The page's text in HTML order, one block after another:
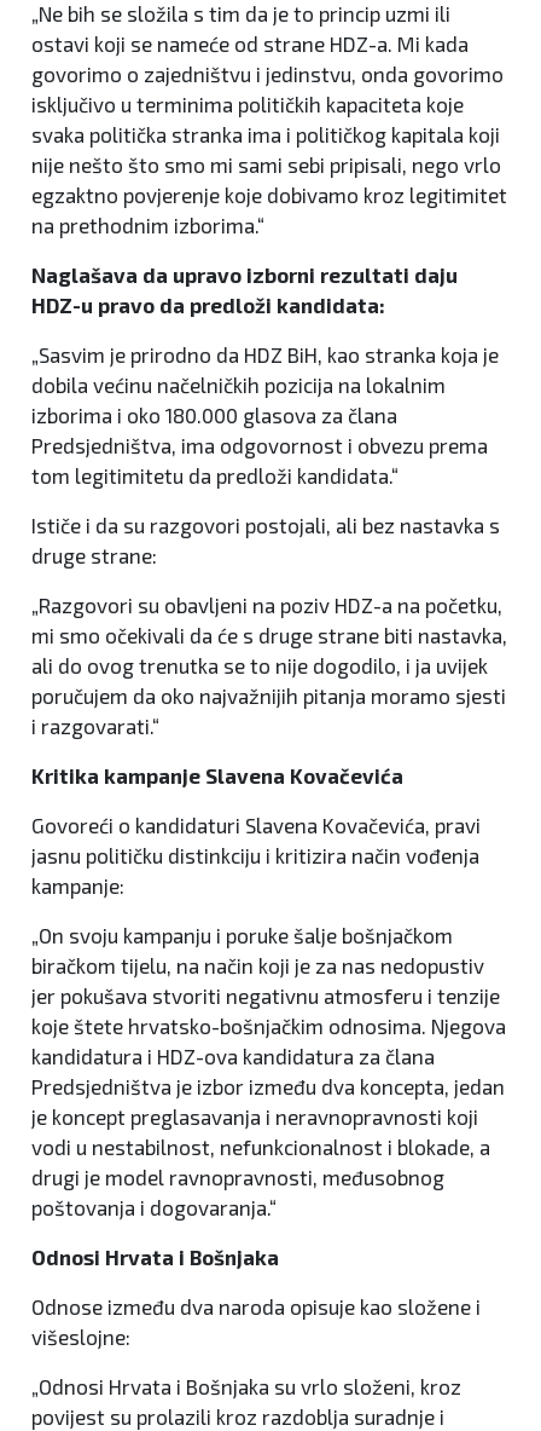
„Ne bih se složila s tim da je to princip uzmi ili
ostavi koji se nameće od strane HDZ-a. Mi kada
govorimo o zajedništvu i jedinstvu, onda govorimo
isključivo u terminima političkih kapaciteta koje
svaka politička stranka ima i političkog kapitala koji
nije nešto što smo mi sami sebi pripisali, nego vrlo
egzaktno povjerenje koje dobivamo kroz legitimitet
na prethodnim izborima.“
Naglašava da upravo izborni rezultati daju
HDZ-u pravo da predloži kandidata:
„Sasvim je prirodno da HDZ BiH, kao stranka koja je
dobila većinu načelničkih pozicija na lokalnim
izborima i oko 180.000 glasova za člana
Predsjedništva, ima odgovornost i obvezu prema
tom legitimitetu da predloži kandidata.“
Ističe i da su razgovori postojali, ali bez nastavka s
druge strane:
„Razgovori su obavljeni na poziv HDZ-a na početku,
mi smo očekivali da će s druge strane biti nastavka,
ali do ovog trenutka se to nije dogodilo, i ja uvijek
poručujem da oko najvažnijih pitanja moramo sjesti
i razgovarati.“
Kritika kampanje Slavena Kovačevića
Govoreći o kandidaturi Slavena Kovačevića, pravi
jasnu političku distinkciju i kritizira način vođenja
kampanje:
„On svoju kampanju i poruke šalje bošnjačkom
biračkom tijelu, na način koji je za nas nedopustiv
jer pokušava stvoriti negativnu atmosferu i tenzije
koje štete hrvatsko-bošnjačkim odnosima. Njegova
kandidatura i HDZ-ova kandidatura za člana
Predsjedništva je izbor između dva koncepta, jedan
je koncept preglasavanja i neravnopravnosti koji
vodi u nestabilnost, nefunkcionalnost i blokade, a
drugi je model ravnopravnosti, međusobnog
poštovanja i dogovaranja.“
Odnosi Hrvata i Bošnjaka
Odnose između dva naroda opisuje kao složene i
višeslojne:
„Odnosi Hrvata i Bošnjaka su vrlo složeni, kroz
povijest su prolazili kroz razdoblja suradnje i